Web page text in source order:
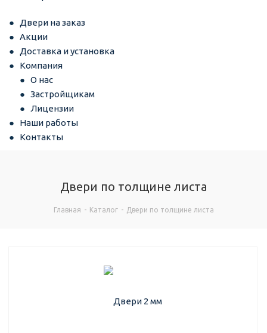
Двери на заказ
Акции
Доставка и установка
Компания
О нас
Застройщикам
Лицензии
Наши работы
Контакты
Двери по толщине листа
Главная - Каталог - Двери по толщине листа